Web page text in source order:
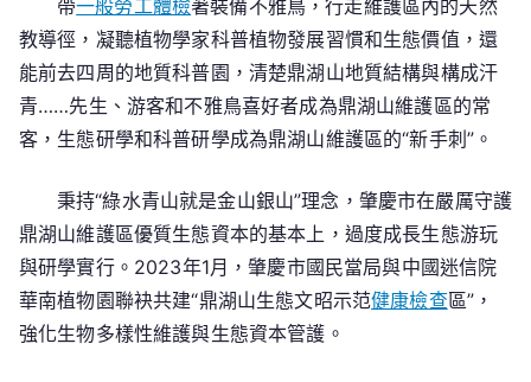
帶一般勞工體檢著裝備不雅鳥，行走維護區內的天然
教導徑，凝聽植物學家科普植物發展習慣和生態價值，還
能前去四周的地質科普園，清楚鼎湖山地質結構與構成汗
青……先生、游客和不雅鳥喜好者成為鼎湖山維護區的常
客，生態研學和科普研學成為鼎湖山維護區的“新手刺”。
秉持“綠水青山就是金山銀山”理念，肇慶市在嚴厲守護
鼎湖山維護區優質生態資本的基本上，過度成長生態游玩
與研學實行。2023年1月，肇慶市國民當局與中國迷信院
華南植物園聯袂共建“鼎湖山生態文昭示范健康檢查區”，
強化生物多樣性維護與生態資本管護。